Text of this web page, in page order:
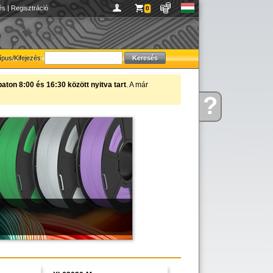
Kérdése?
| Regisztráció 0
Kifejezés:
8:00 és 16:30 között nyitva tart. A már
ajánljuk!